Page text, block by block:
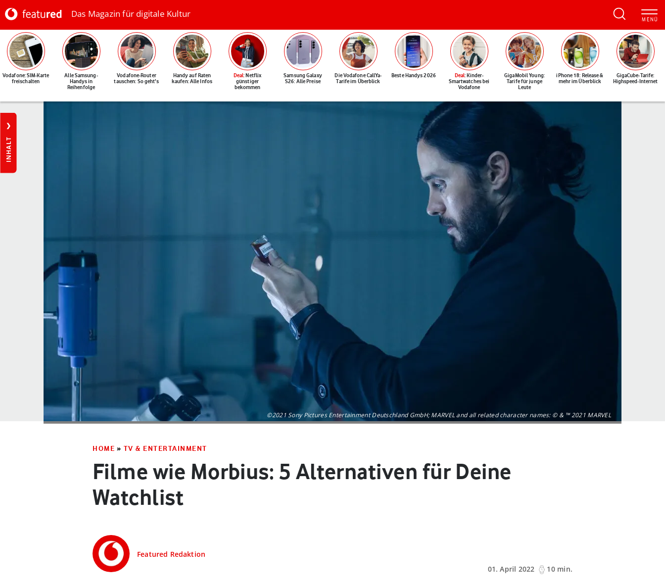
Das Magazin für digitale Kultur
Vodafone: SIM-Karte
freischalten
Alle Samsung-
Handys in
Reihenfolge
Vodafone-Router
tauschen: So geht's
Handy auf Raten
kaufen: Alle Infos
Deal: Netflix
günstiger
bekommen
Samsung Galaxy
S26: Alle Preise
Die Vodafone CallYa-
Tarife im Überblick
Beste Handys 2026 Deal: Kinder-
Smartwatches bei
Vodafone
GigaMobil Young:
Tarife für junge
Leute
iPhone 18: Release &
mehr im Überblick
GigaCube-Tarife:
Highspeed-Internet
INHALT
©2021 Sony Pictures Entertainment Deutschland GmbH; MARVEL and all related character names: © & ™ 2021 MARVEL
HOME » TV & ENTERTAINMENT
Filme wie Morbius: 5 Alternativen für Deine
Watchlist
Featured Redaktion
01. April 2022
10 min.